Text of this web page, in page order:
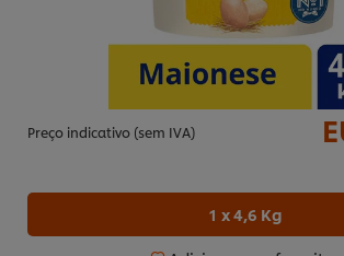
Preço indicativo (sem IVA)
1 x 4,6 Kg